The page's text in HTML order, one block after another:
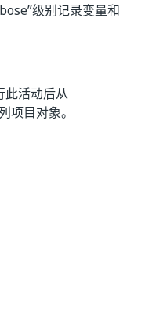
级别记录变量和
此活动后从
目对象。